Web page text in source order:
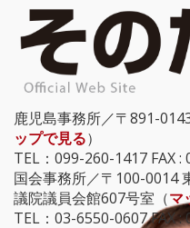
鹿児島事務所／〒891-
ップで見る）
TEL：099-260-1417 FAX :
国会事務所／〒100-0014
議院議員会館607号室（マ
TEL：03-6550-0607 FAX